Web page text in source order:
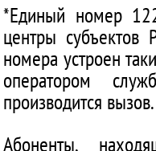
*Единый номер
центры субъектов
номера устроен
оператором
производится вызов.
Абоненты,